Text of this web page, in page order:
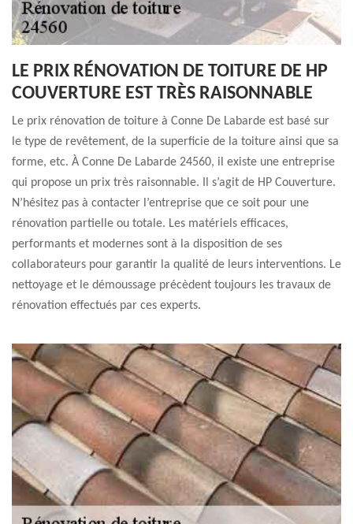
LE PRIX RÉNOVATION DE TOITURE DE HP
COUVERTURE EST TRÈS RAISONNABLE
Le prix rénovation de toiture à Conne De Labarde est basé sur
le type de revêtement, de la superficie de la toiture ainsi que sa
forme, etc. À Conne De Labarde 24560, il existe une entreprise
qui propose un prix très raisonnable. Il s’agit de HP Couverture.
N’hésitez pas à contacter l’entreprise que ce soit pour une
rénovation partielle ou totale. Les matériels efficaces,
performants et modernes sont à la disposition de ses
collaborateurs pour garantir la qualité de leurs interventions. Le
nettoyage et le démoussage précèdent toujours les travaux de
rénovation effectués par ces experts.